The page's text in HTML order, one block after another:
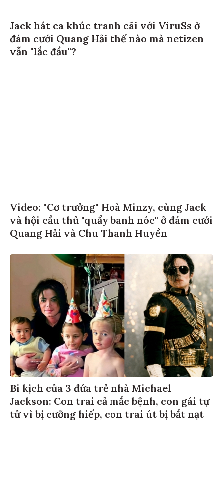
Jack hát ca khúc tranh cãi với ViruSs ở
đám cưới Quang Hải thế nào mà netizen
vẫn "lắc đầu"?
Video: "Cơ trưởng" Hoà Minzy, cùng Jack
và hội cầu thủ "quẩy banh nóc" ở đám cưới
Quang Hải và Chu Thanh Huyền
Bi kịch của 3 đứa trẻ nhà Michael
Jackson: Con trai cả mắc bệnh, con gái tự
tử vì bị cưỡng hiếp, con trai út bị bắt nạt